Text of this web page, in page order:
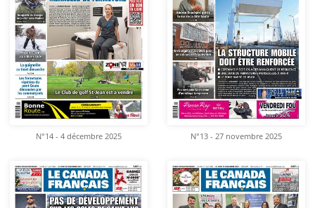
N°14 - 4 décembre 2025 N°13 - 27 novembre 2025